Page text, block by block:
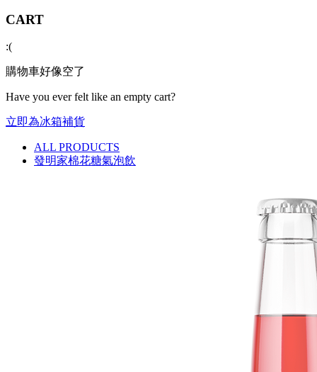
CART
:(
購物車好像空了
Have you ever felt like an empty cart?
立即為冰箱補貨
ALL PRODUCTS
發明家棉花糖氣泡飲